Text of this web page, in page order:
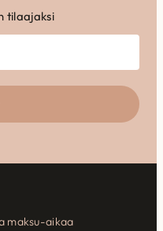
tilaajaksi
maksu-aikaa